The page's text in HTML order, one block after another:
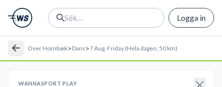
Logga in
Over Hornbæk>Dans >7 Aug, Friday (Hela dagen, 50 km)
WANNASPORT PLAY